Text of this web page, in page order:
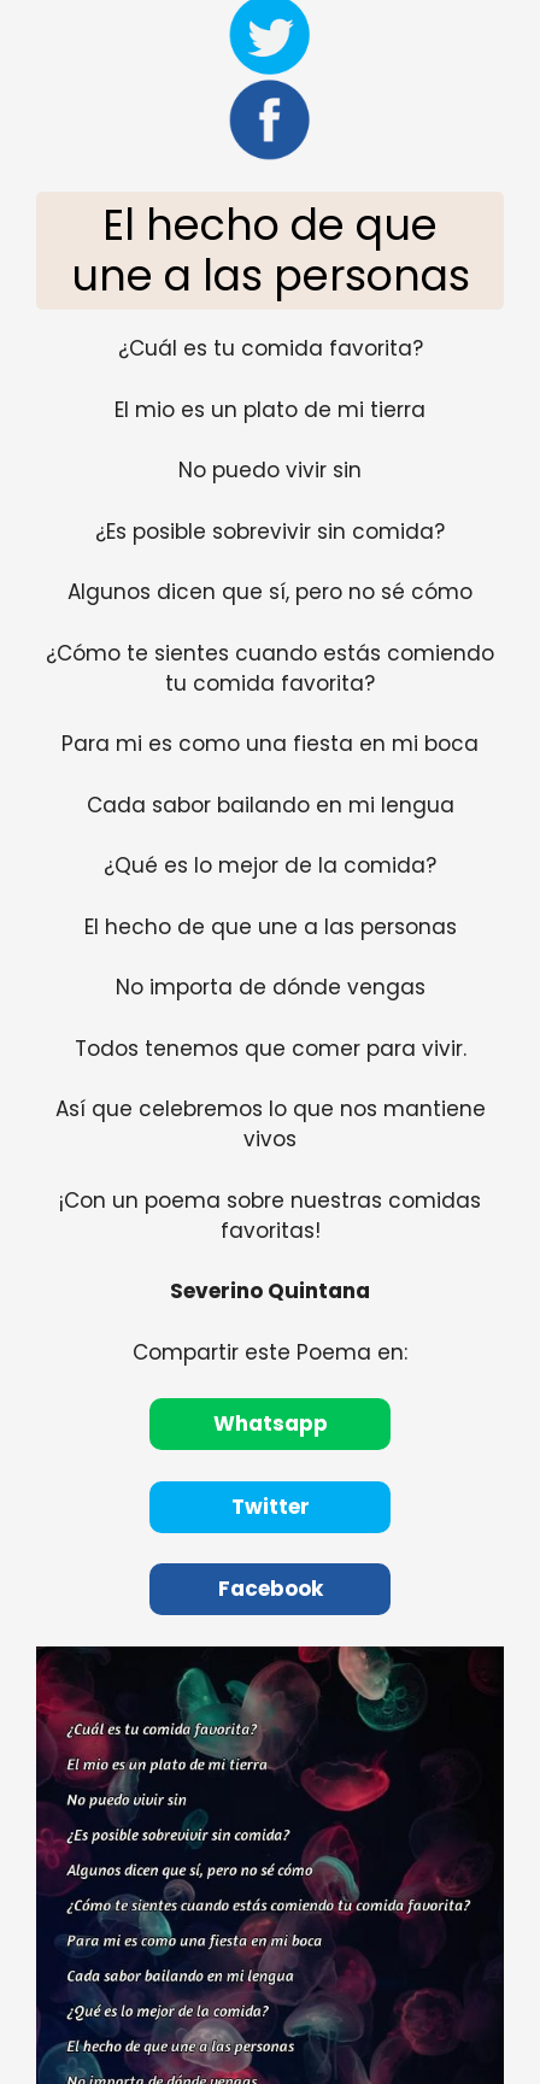
El hecho de que
une a las personas
¿Cuál es tu comida favorita?
El mio es un plato de mi tierra
No puedo vivir sin
¿Es posible sobrevivir sin comida?
Algunos dicen que sí, pero no sé cómo
¿Cómo te sientes cuando estás comiendo
tu comida favorita?
Para mi es como una fiesta en mi boca
Cada sabor bailando en mi lengua
¿Qué es lo mejor de la comida?
El hecho de que une a las personas
No importa de dónde vengas
Todos tenemos que comer para vivir.
Así que celebremos lo que nos mantiene
vivos
¡Con un poema sobre nuestras comidas
favoritas!
Severino Quintana
Compartir este Poema en:
Whatsapp
Twitter
Facebook